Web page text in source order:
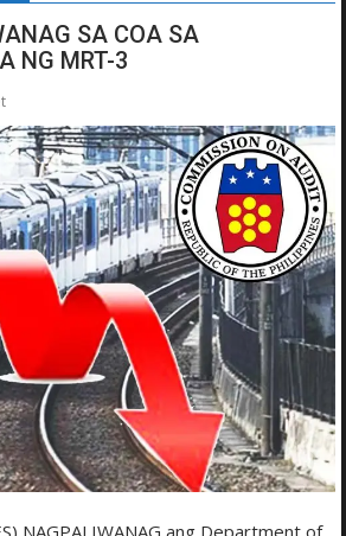
SA COA SA
NG MRT-3
NAGPALIWANAG ang Department of